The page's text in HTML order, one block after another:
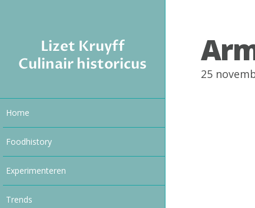
Lizet Kruyff
Culinair historicus
Home
Foodhistory
Experimenteren
Trends
25